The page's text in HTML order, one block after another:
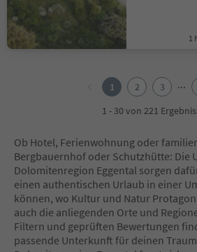
1
1 2 3 ...
1 - 30 von 221
Ob Hotel, Ferienwohnung oder
Bergbauernhof oder Schutzhütte: Die
Dolomitenregion Eggental sorgen
einen authentischen Urlaub in einer
können, wo Kultur und Natur
auch die anliegenden Orte und
Filtern und geprüften Bewertungen
passende Unterkunft für deinen